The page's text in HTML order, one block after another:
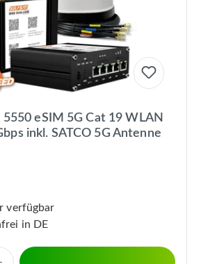
5550 eSIM 5G Cat 19 WLAN
inkl. SATCO 5G Antenne
verfügbar
in DE